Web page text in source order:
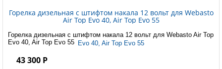
Горелка дизельная с штифтом накала 12 вольт для Webasto
Air Top Evo 40, Air Top Evo 55
Горелка дизельная с штифтом накала 12 вольт для Webasto Air Top
Evo 40, Air Top Evo 55
43 300 Р